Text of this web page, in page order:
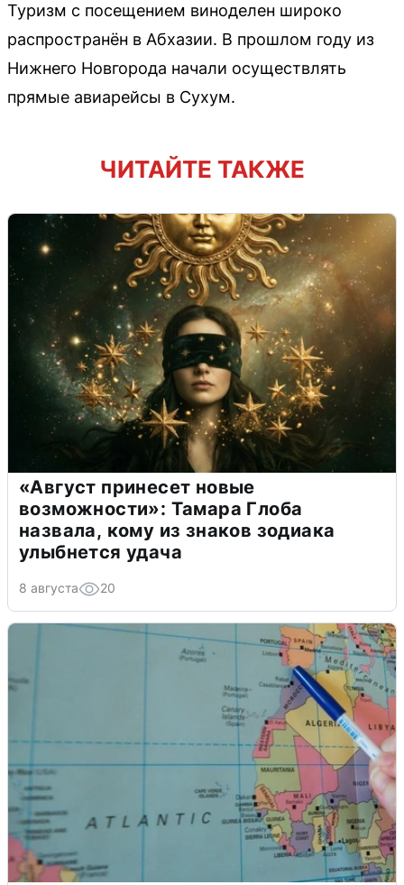
Туризм с посещением виноделен широко
распространён в Абхазии. В прошлом году из
Нижнего Новгорода начали осуществлять
прямые авиарейсы в Сухум.
ЧИТАЙТЕ ТАКЖЕ
«Август принесет новые
возможности»: Тамара Глоба
назвала, кому из знаков зодиака
улыбнется удача
8 августа 20